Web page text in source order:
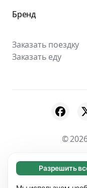
Эти файлы
Разрешить
Бренд
Заказать поездку
Заказать еду
©
Поставщики